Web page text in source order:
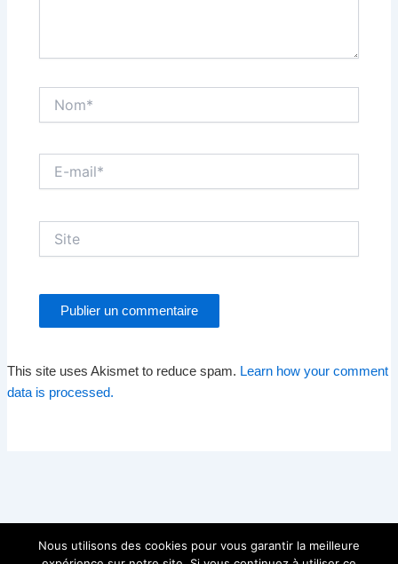
mail*
This site uses Akismet to reduce spam. Learn how your comment
data is processed.
Nous utilisons des cookies pour vous garantir la meilleure